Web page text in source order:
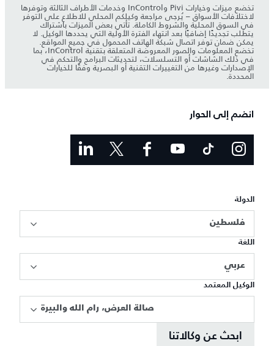
تخضع ميزات وخيارات Pivi وInControl وخدمات الأطراف الثالثة وتوفرها
لاختلافات الأسواق – يُرجى مراجعة وكيلكم المحلي للاطلاع على التوفر
في السوق المحلية والشروط الكاملة. تأتي بعض الميزات باشتراك
يتطلب تجديدًا إضافيًا بعد انتهاء الفترة الأولية التي يحددها الوكيل. لا
يمكن ضمان توفر اتصال شبكة الهاتف المحمول في جميع المواقع.
تخضع المعلومات والصور المعروضة المتعلقة بتقنية InControl، بما
في ذلك الشاشات أو التسلسلات، لتحديثات البرامج والتحكم في
الإصدارات وغيرها من التغييرات التقنية أو البصرية وفقًا للخيارات
المحددة.
انضم إلى الحوار
الدولة
فلسطين
اللغة
عربي
الوكيل المعتمد
صالة العرض، رام الله والبيرة
ابحث عن وكالاتنا